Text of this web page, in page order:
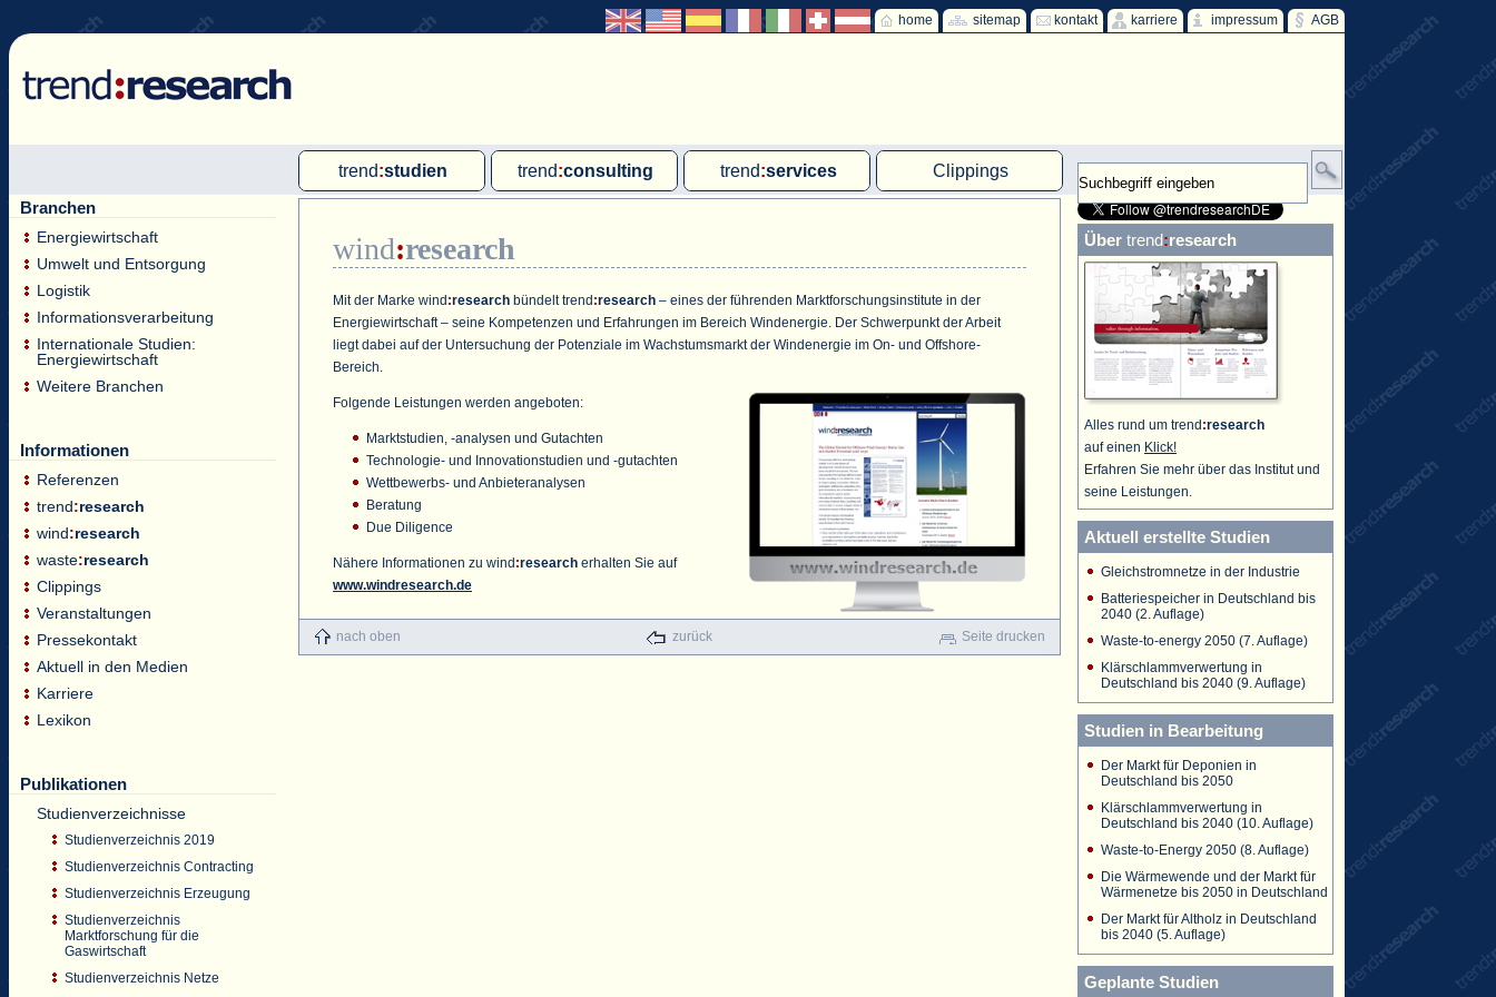
AGB
impressum
karriere
kontakt
sitemap
home
trend:studien
Single-Client-Studien
trend:consulting trend:services
Endkundenbefragung
Mitarbeiterbefragung
Marktforschungsmanagement
Clippings
Wasserstoff
Branchen
Energiewirtschaft
Umwelt und Entsorgung
Logistik
Informationsverarbeitung
Internationale Studien:
Energiewirtschaft
Weitere Branchen
Informationen
Referenzen
trend:research
wind:research
waste:research
Clippings
Veranstaltungen
Pressekontakt
Aktuell in den Medien
Karriere
Lexikon
Publikationen
Studienverzeichnisse
Studienverzeichnis 2019
Studienverzeichnis Contracting
Studienverzeichnis Erzeugung
Studienverzeichnis
Marktforschung für die
Gaswirtschaft
Studienverzeichnis Netze
wind:research
Mit der Marke wind:research bündelttrend:research – eines der führenden Marktforschungsinstitute in der
Energiewirtschaft – seine Kompetenzen und Erfahrungen im Bereich Windenergie. Der Schwerpunkt der Arbeit
liegt dabei auf der Untersuchung der Potenziale im Wachstumsmarkt der Windenergie im On- und Offshore-
Bereich.
Folgende Leistungen werden angeboten:
Marktstudien, -analysen und Gutachten
Technologie- und Innovationstudien und -gutachten
Wettbewerbs- und Anbieteranalysen
Beratung
Due Diligence
Nähere Informationen zu wind:research erhalten Sie auf
www.windresearch.de
nach oben zurück Seite drucken
Über trend:research
Alles rund um trend :research
auf einen Klick!
Erfahren Sie mehr über das Institut und
seine Leistungen.
Aktuell erstellte Studien
Gleichstromnetze in der Industrie
Batteriespeicher in Deutschland bis
2040 (2. Auflage)
Waste-to-energy 2050 (7. Auflage)
Klärschlammverwertung in
Deutschland bis 2040 (9. Auflage)
Studien in Bearbeitung
Der Markt für Deponien in
Deutschland bis 2050
Klärschlammverwertung in
Deutschland bis 2040 (10. Auflage)
Waste-to-Energy 2050 (8. Auflage)
Die Wärmewende und der Markt für
Wärmenetze bis 2050 in Deutschland
Der Markt für Altholz in Deutschland
bis 2040 (5. Auflage)
Geplante Studien